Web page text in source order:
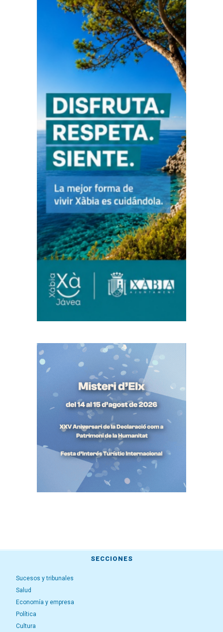
SECCIONES
Sucesos y tribunales
Salud
Economía y empresa
Política
Cultura